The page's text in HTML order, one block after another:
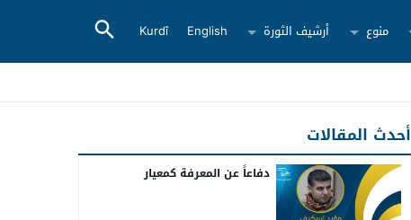
منوع أرشيف الثورة English
Kurdî
أحدث المقالات
دفاعاً عن المعرفة كمعيار